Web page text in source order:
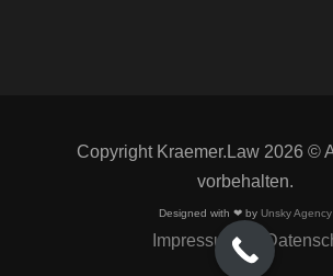
Copyright Kraemer.Law 2026 ©
vorbehalten.
Designed with ❤ by Unsky Agency
Impressum
39
Bewertungen von 1
Blick aufs